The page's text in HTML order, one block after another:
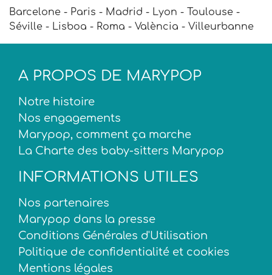
Barcelone - Paris - Madrid - Lyon - Toulouse -
Séville - Lisboa - Roma - València - Villeurbanne
A PROPOS DE MARYPOP
Notre histoire
Nos engagements
Marypop, comment ça marche
La Charte des baby-sitters Marypop
INFORMATIONS UTILES
Nos partenaires
Marypop dans la presse
Conditions Générales d'Utilisation
Politique de confidentialité et cookies
Mentions légales